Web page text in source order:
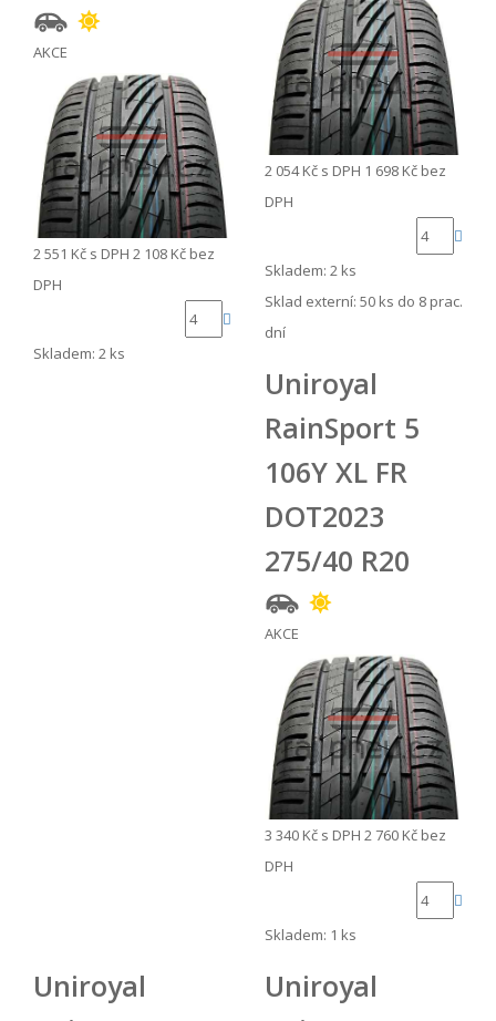
AKCE
2 551 Kč s DPH 2 108 Kč bez
DPH
Skladem: 2 ks
2 054 Kč s DPH 1 698 Kč bez
DPH
Skladem: 2 ks
Sklad externí: 50 ks do 8 prac.
dní
Uniroyal
RainSport 5
106Y XL FR
DOT2023
275/40 R20
AKCE
3 340 Kč s DPH 2 760 Kč bez
DPH
Skladem: 1 ks
Uniroyal
Uniroyal